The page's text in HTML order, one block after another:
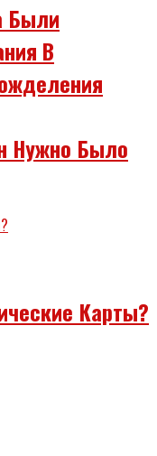
Были
В
Нужно Было
Карты?